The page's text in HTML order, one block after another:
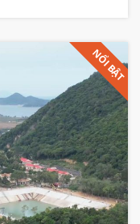
NỔI BẬT